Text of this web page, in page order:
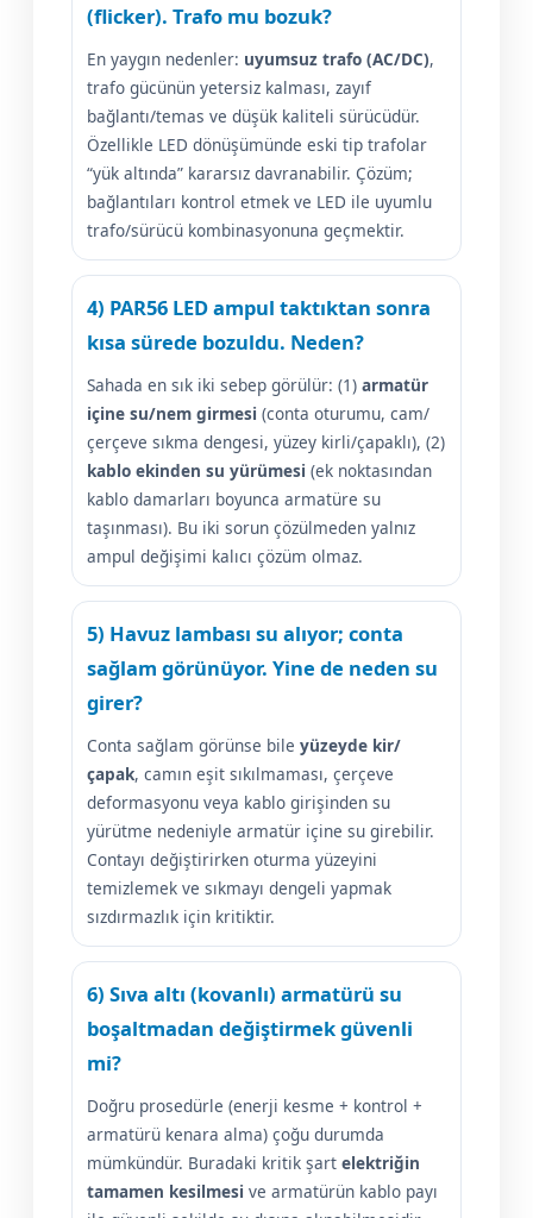
(flicker). Trafo mu bozuk?
En yaygın nedenler: uyumsuz trafo (AC/DC),
trafo gücünün yetersiz kalması, zayıf
bağlantı/temas ve düşük kaliteli sürücüdür.
Özellikle LED dönüşümünde eski tip trafolar
“yük altında” kararsız davranabilir. Çözüm;
bağlantıları kontrol etmek ve LED ile uyumlu
trafo/sürücü kombinasyonuna geçmektir.
4) PAR56 LED ampul taktıktan sonra
kısa sürede bozuldu. Neden?
Sahada en sık iki sebep görülür: (1) armatür
içine su/nem girmesi (conta oturumu, cam/
çerçeve sıkma dengesi, yüzey kirli/çapaklı), (2)
kablo ekinden su yürümesi (ek noktasından
kablo damarları boyunca armatüre su
taşınması). Bu iki sorun çözülmeden yalnız
ampul değişimi kalıcı çözüm olmaz.
5) Havuz lambası su alıyor; conta
sağlam görünüyor. Yine de neden su
girer?
Conta sağlam görünse bile yüzeyde kir/
çapak, camın eşit sıkılmaması, çerçeve
deformasyonu veya kablo girişinden su
yürütme nedeniyle armatür içine su girebilir.
Contayı değiştirirken oturma yüzeyini
temizlemek ve sıkmayı dengeli yapmak
sızdırmazlık için kritiktir.
6) Sıva altı (kovanlı) armatürü su
boşaltmadan değiştirmek güvenli
mi?
Doğru prosedürle (enerji kesme + kontrol +
armatürü kenara alma) çoğu durumda
mümkündür. Buradaki kritik şart elektriğin
tamamen kesilmesi ve armatürün kablo payı